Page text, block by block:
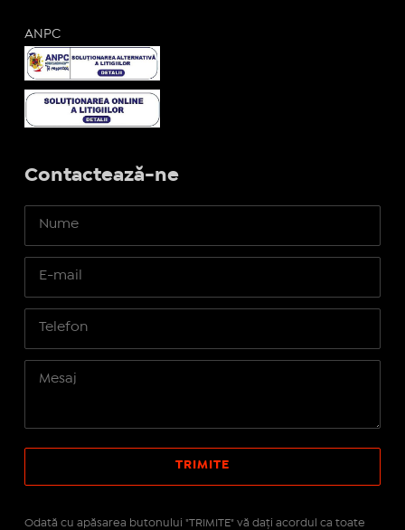
ANPC
Contactează-ne
Odată cu apăsarea butonului "TRIMITE" vă daţi acordul ca toate